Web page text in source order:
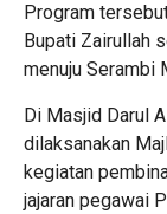
Program
Bupati Zairullah
menuju Serambi
Di Masjid Darul
dilaksanakan
kegiatan
jajaran pegawai